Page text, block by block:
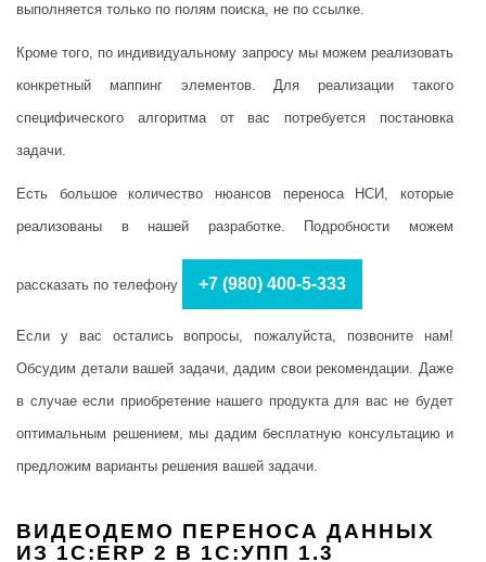
выполняется только по полям поиска, не по ссылке.
Кроме того, по индивидуальному запросу мы можем реализовать
конкретный маппинг элементов. Для реализации такого
специфического алгоритма от вас потребуется постановка
задачи.
Есть большое количество нюансов переноса НСИ, которые
реализованы в нашей разработке. Подробности можем
рассказать по телефону +7 (980) 400-5-333
Если у вас остались вопросы, пожалуйста, позвоните нам!
Обсудим детали вашей задачи, дадим свои рекомендации. Даже
в случае если приобретение нашего продукта для вас не будет
оптимальным решением, мы дадим бесплатную консультацию и
предложим варианты решения вашей задачи.
ВИДЕОДЕМО ПЕРЕНОСА ДАННЫХ
ИЗ 1С:ERP 2 В 1С:УПП 1.3